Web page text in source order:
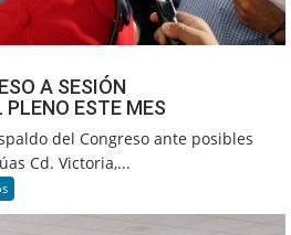
A SESIÓN
ESTE MES
del Congreso ante posibles
Cd. Victoria,...